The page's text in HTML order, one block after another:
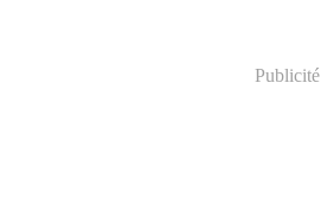
Publicité